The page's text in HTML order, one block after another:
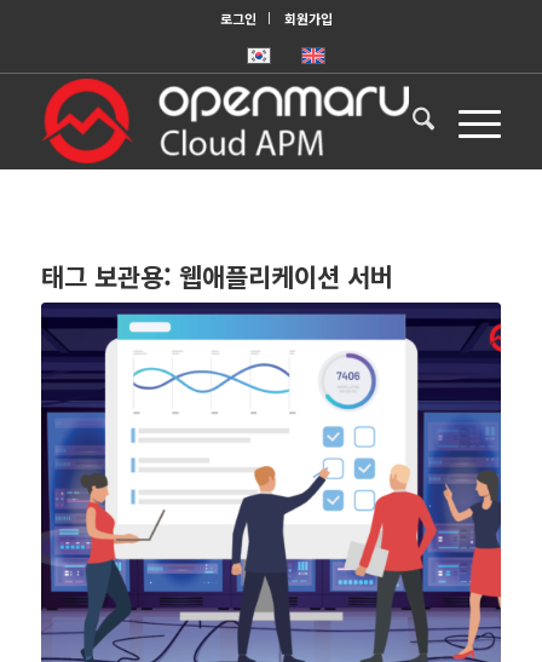
로그인 회원가입
태그 보관용: 웹애플리케이션 서버